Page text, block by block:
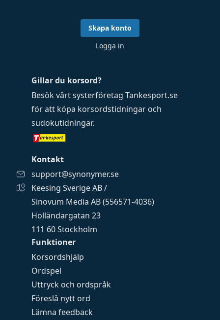
Funktioner
Korsordshjälp
Ordspel
Uttryck och ordspråk
Föreslå nytt ord
Lämna feedback
Gillar du korsord?
Besök vårt systerföretag Tankesport.se
för att köpa korsordstidningar och
sudokutidningar.
Kontakt
support@synonymer.se
Keesing Sverige AB /
Sinovum Media AB (556571-4036)
Holländargatan 23
111 60 Stockholm
Skapa konto
Logga in